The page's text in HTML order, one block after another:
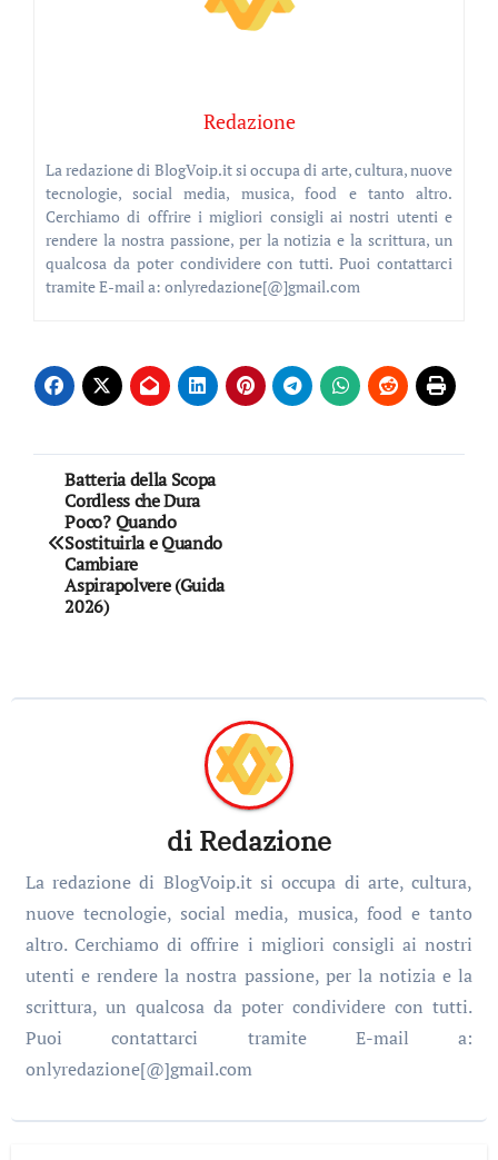
Redazione
La redazione di BlogVoip.it si occupa di arte, cultura, nuove
tecnologie, social media, musica, food e tanto altro.
Cerchiamo di offrire i migliori consigli ai nostri utenti e
rendere la nostra passione, per la notizia e la scrittura, un
qualcosa da poter condividere con tutti. Puoi contattarci
tramite E-mail a: onlyredazione[@]gmail.com
Navigazione
articoli
Batteria della Scopa
Cordless che Dura
Poco? Quando
Sostituirla e Quando
Cambiare
Aspirapolvere (Guida
2026)
di Redazione
La redazione di BlogVoip.it si occupa di arte, cultura,
nuove tecnologie, social media, musica, food e tanto
altro. Cerchiamo di offrire i migliori consigli ai nostri
utenti e rendere la nostra passione, per la notizia e la
scrittura, un qualcosa da poter condividere con tutti.
Puoi contattarci tramite E-mail a:
onlyredazione[@]gmail.com